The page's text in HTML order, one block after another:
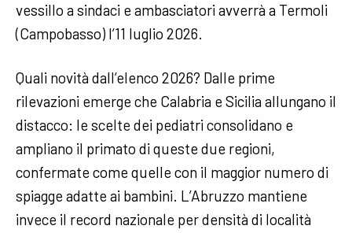
vessillo a sindaci e ambasciatori avverrà a Termoli
(Campobasso) l’11 luglio 2026.
Quali novità dall’elenco 2026? Dalle prime
rilevazioni emerge che Calabria e Sicilia allungano il
distacco: le scelte dei pediatri consolidano e
ampliano il primato di queste due regioni,
confermate come quelle con il maggior numero di
spiagge adatte ai bambini. L’Abruzzo mantiene
invece il record nazionale per densità di località